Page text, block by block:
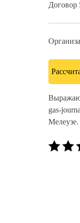
Договор
Выражаю
gas-
Мелеузе.